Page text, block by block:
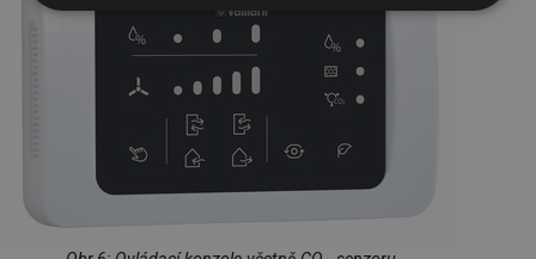
nutné
soubory
Výkonové
soubory
Soubory
Funkční soubory
Nezařazené
soubory